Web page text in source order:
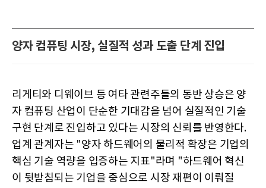
양자 컴퓨팅 시장, 실질적 성과 도출 단계 진입
리게티와 디웨이브 등 여타 관련주들의 동반 상승은 양
자 컴퓨팅 산업이 단순한 기대감을 넘어 실질적인 기술
구현 단계로 진입하고 있다는 시장의 신뢰를 반영한다.
업계 관계자는 "양자 하드웨어의 물리적 확장은 기업의
핵심 기술 역량을 입증하는 지표"라며 "하드웨어 혁신
이 뒷받침되는 기업을 중심으로 시장 재편이 이뤄질